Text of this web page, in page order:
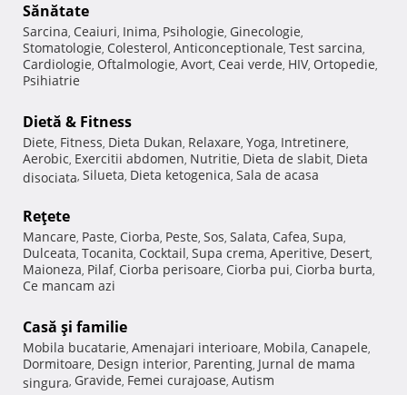
Sănătate
Sarcina, Ceaiuri, Inima, Psihologie, Ginecologie,
Stomatologie, Colesterol, Anticonceptionale, Test sarcina,
Cardiologie, Oftalmologie, Avort, Ceai verde, HIV, Ortopedie,
Psihiatrie
Dietă & Fitness
Diete, Fitness, Dieta Dukan, Relaxare, Yoga, Intretinere,
Aerobic, Exercitii abdomen, Nutritie, Dieta de slabit, Dieta
disociata, Silueta, Dieta ketogenica, Sala de acasa
Reţete
Mancare, Paste, Ciorba, Peste, Sos, Salata, Cafea, Supa,
Dulceata, Tocanita, Cocktail, Supa crema, Aperitive, Desert,
Maioneza, Pilaf, Ciorba perisoare, Ciorba pui, Ciorba burta,
Ce mancam azi
Casă şi familie
Mobila bucatarie, Amenajari interioare, Mobila, Canapele,
Dormitoare, Design interior, Parenting, Jurnal de mama
singura, Gravide, Femei curajoase, Autism